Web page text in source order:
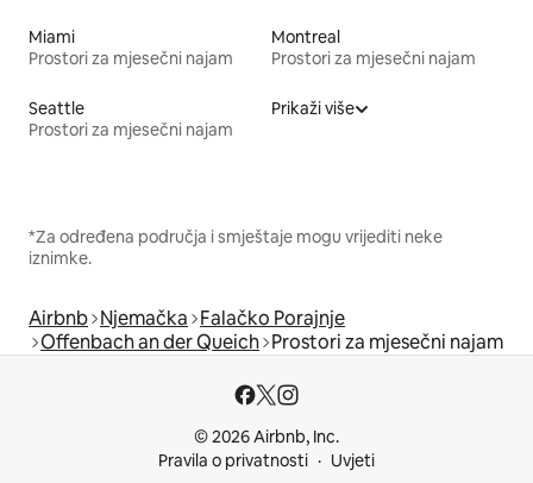
Miami
Prostori za mjesečni najam
Montreal
Prostori za mjesečni najam
Seattle
Prostori za mjesečni najam
Prikaži više
*Za određena područja i smještaje mogu vrijediti neke
iznimke.
Airbnb Njemačka Falačko Porajnje
Offenbach an der Queich Prostori za mjesečni najam
© 2026 Airbnb, Inc.
Pravila o privatnosti
Uvjeti